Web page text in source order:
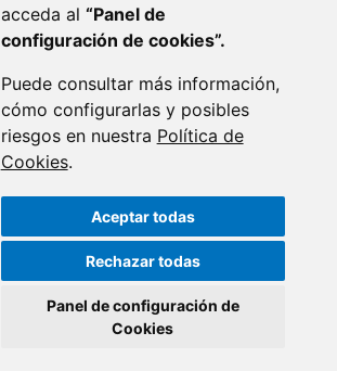
acceda al “Panel de
configuración de cookies”.
Puede consultar más información,
cómo configurarlas y posibles
riesgos en nuestra Política de
Cookies.
Aceptar todas
Rechazar todas
Panel de configuración de
Cookies